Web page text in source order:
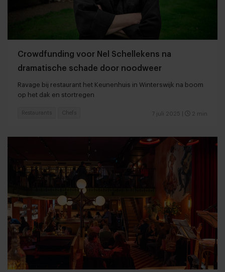
Crowdfunding voor Nel Schellekens na
dramatische schade door noodweer
Ravage bij restaurant het Keunenhuis in Winterswijk na boom
op het dak en stortregen
7 juli 2025 2 min
Restaurants Chefs